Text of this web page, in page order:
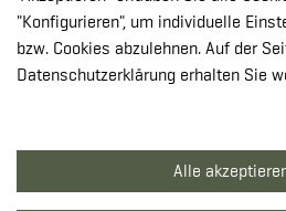
In
↳ Route mit
Impressum
"Konfigurieren", um individuelle
bzw. Cookies abzulehnen. Auf der
Datenschutzerklärung erhalten Sie
Alle